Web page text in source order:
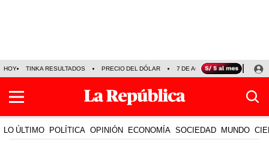
HOY TINKA RESULTADOS PRECIO DEL DÓLAR 7 DE AGOSTO OLLANTA
LO ÚLTIMO POLÍTICA OPINIÓN ECONOMÍA SOCIEDAD MUNDO